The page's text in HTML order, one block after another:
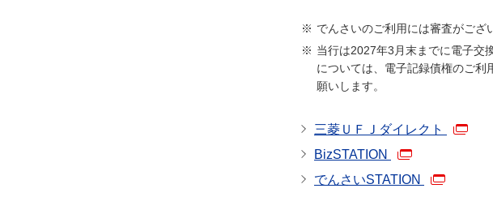
でんさいのご利用には審査がござ
当行は2027年3月末までに電子交
については、電子記録債権のご利
願いします。
三菱ＵＦＪダイレクト
BizSTATION
でんさいSTATION